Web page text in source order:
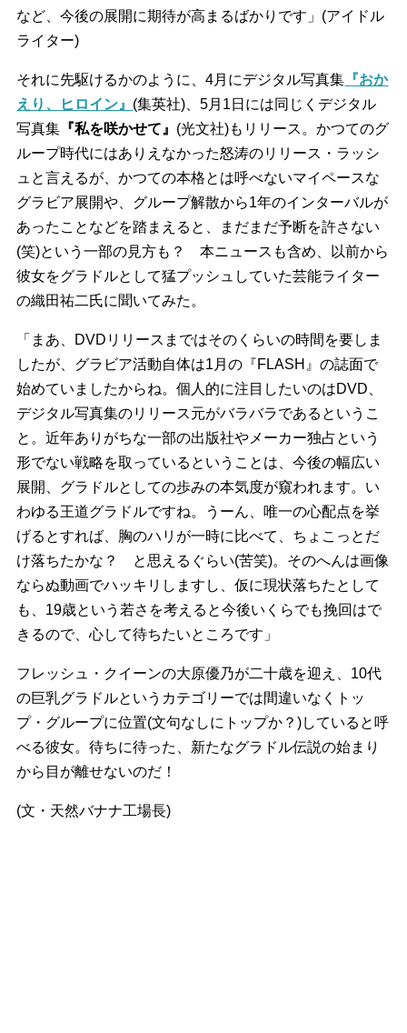
など、今後の展開に期待が高まるばかりです」(アイドル
ライター)
それに先駆けるかのように、4月にデジタル写真集 『おか
えり、ヒロイン』 (集英社)、5月1日には同じくデジタル
写真集 『私を咲かせて』 (光文社)もリリース。かつてのグ
ループ時代にはありえなかった怒涛のリリース・ラッシ
ュと言えるが、かつての本格とは呼べないマイペースな
グラビア展開や、グループ解散から1年のインターバルが
あったことなどを踏まえると、まだまだ予断を許さない
(笑)という一部の見方も？ 本ニュースも含め、以前から
彼女をグラドルとして猛プッシュしていた芸能ライター
の織田祐二氏に聞いてみた。
「まあ、DVDリリースまではそのくらいの時間を要しま
したが、グラビア活動自体は1月の『FLASH』の誌面で
始めていましたからね。個人的に注目したいのはDVD、
デジタル写真集のリリース元がバラバラであるというこ
と。近年ありがちな一部の出版社やメーカー独占という
形でない戦略を取っているということは、今後の幅広い
展開、グラドルとしての歩みの本気度が窺われます。い
わゆる王道グラドルですね。うーん、唯一の心配点を挙
げるとすれば、胸のハリが一時に比べて、ちょこっとだ
け落ちたかな？ と思えるぐらい(苦笑)。そのへんは画像
ならぬ動画でハッキリしますし、仮に現状落ちたとして
も、19歳という若さを考えると今後いくらでも挽回はで
きるので、心して待ちたいところです」
フレッシュ・クイーンの大原優乃が二十歳を迎え、10代
の巨乳グラドルというカテゴリーでは間違いなくトッ
プ・グループに位置(文句なしにトップか？)していると呼
べる彼女。待ちに待った、新たなグラドル伝説の始まり
から目が離せないのだ！
(文・天然バナナ工場長)